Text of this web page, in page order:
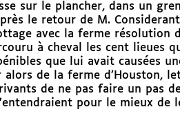
sur le plancher, dans un
le retour de M.
avec la ferme résolution
à cheval les cent lieues
que lui avait causées
alors de la ferme d’Houston,
de ne pas faire un pas
pour le mieux de